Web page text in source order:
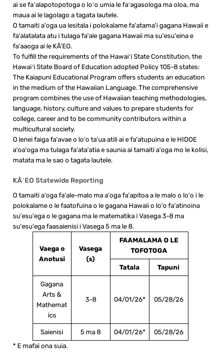
ai se faʻalapotopotoga o loʻo umia le faʻagasologa ma oloa, ma
maua ai le lagolago a tagata lautele.
O tamaiti a'oga ua lesitala i polokalame fa'atama'i gagana Hawaii e
fa'alatalata atu i tulaga fa'ale gagana Hawaii ma su'esu'eina e
fa'aaoga ai le KĀ'EO.
To fulfill the requirements of the Hawaiʻi State Constitution, the
Hawaiʻi State Board of Education adopted Policy 105-8 states:
The Kaiapuni Educational Program offers students an education
in the medium of the Hawaiian Language. The comprehensive
program combines the use of Hawaiian teaching methodologies,
language, history, culture and values to prepare students for
college, career and to be community contributors within a
multicultural society.
O lenei faiga fa'avae o lo'o ta'ua atili ai e fa'atupuina e le HIDOE
a'oa'oga ma tulaga fa'ata'atia e saunia ai tamaiti a'oga mo le kolisi,
matata ma le sao o tagata lautele.
KĀʻEO Statewide Reporting
O tamaiti a'oga fa'ale-malo ma a'oga fa'apitoa a le malo o lo'o i le
polokalame o le faatofuina o le gagana Hawaii o lo'o fa'atinoina
su'esu'ega o le gagana ma le matematika i Vasega 3-8 ma
su'esu'ega faasaienisi i Vasega 5 ma le 8.
Vaega o
Anotusi
Vasega
(s)
FAAMALAMA O LE
TOFOTOGA
Tatala Tapuni
Gagana
Arts &
Mathemat
ics
3-8 04/01/26* 05/28/26
Saienisi 5 ma 8 04/01/26*
05/28/26
* E mafai ona suia.